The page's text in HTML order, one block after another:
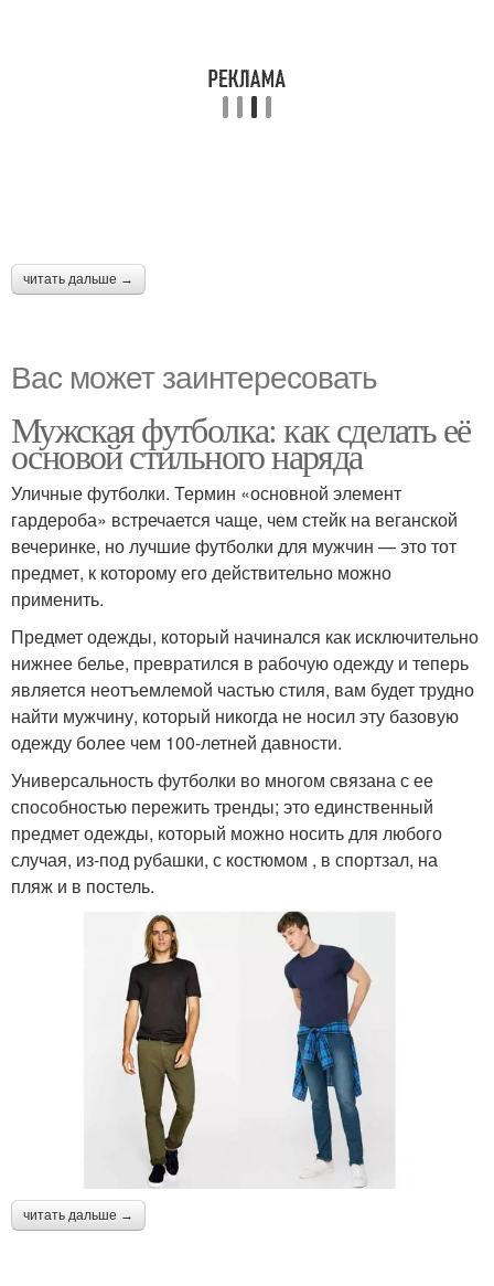
читать дальше →
Вас может заинтересовать
Мужская футболка: как сделать её
основой стильного наряда
Уличные футболки. Термин «основной элемент
гардероба» встречается чаще, чем стейк на веганской
вечеринке, но лучшие футболки для мужчин — это тот
предмет, к которому его действительно можно
применить.
Предмет одежды, который начинался как исключительно
нижнее белье, превратился в рабочую одежду и теперь
является неотъемлемой частью стиля, вам будет трудно
найти мужчину, который никогда не носил эту базовую
одежду более чем 100-летней давности.
Универсальность футболки во многом связана с ее
способностью пережить тренды; это единственный
предмет одежды, который можно носить для любого
случая, из-под рубашки, с костюмом , в спортзал, на
пляж и в постель.
читать дальше →